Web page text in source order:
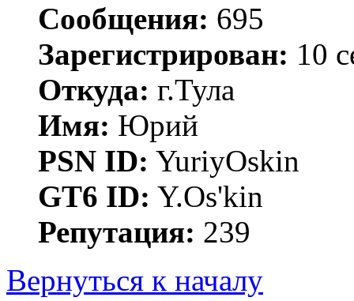
Сообщения: 695
Зарегистрирован: 10
Откуда: г.Тула
Имя: Юрий
PSN ID: YuriyOskin
GT6 ID: Y.Os'kin
Репутация: 239
Вернуться к началу